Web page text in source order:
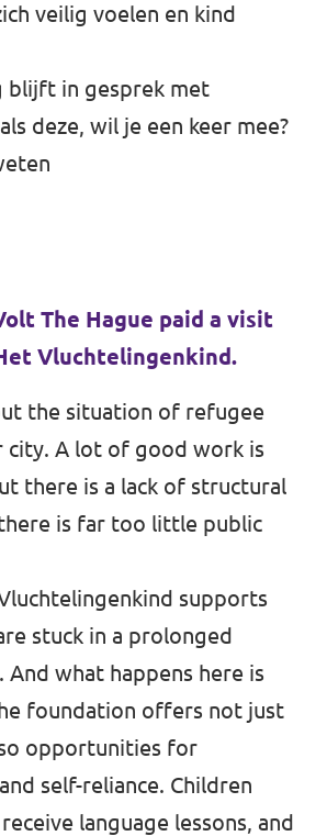
veilig voelen en kind
blijft in gesprek met
deze, wil je een keer mee?
The Hague paid a visit
Vluchtelingenkind.
the situation of refugee
city. A lot of good work is
there is a lack of structural
is far too little public
supports
stuck in a prolonged
And what happens here is
foundation offers not just
opportunities for
self-reliance. Children
language lessons, and